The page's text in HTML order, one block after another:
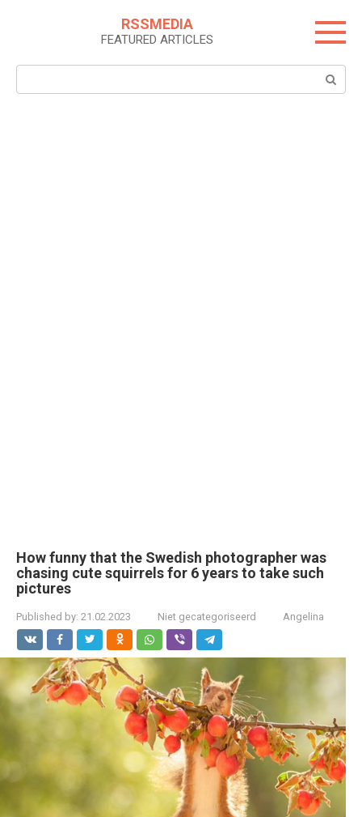
RSSMEDIA
FEATURED ARTICLES
Search:
How funny that the Swedish photographer was
chasing cute squirrels for 6 years to take such
pictures
Published by: 21.02.2023 Niet gecategoriseerd Angelina